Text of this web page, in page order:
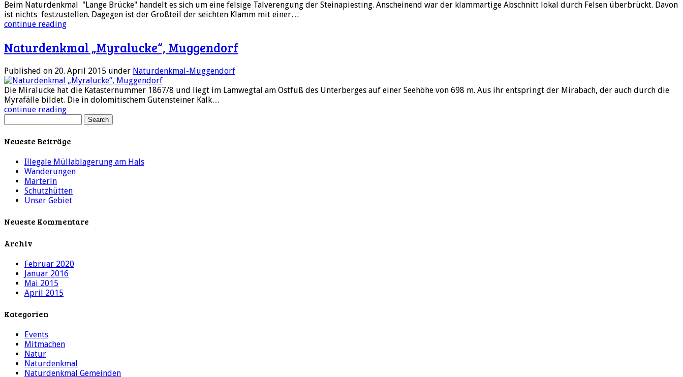
Beim Naturdenkmal "Lange Brücke" handelt es sich um eine felsige Talverengung der Steinapiesting. Anscheinend war der klammartige Abschnitt lokal durch Felsen überbrückt. Davon
ist nichts festzustellen. Dagegen ist der Großteil der seichten Klamm mit einer…
continue reading
Naturdenkmal „Myralucke“, Muggendorf
Published on 20. April 2015 under Naturdenkmal-Muggendorf
Die Miralucke hat die Katasternummer 1867/8 und liegt im Lamwegtal am Ostfuß des Unterberges auf einer Seehöhe von 698 m. Aus ihr entspringt der Mirabach, der auch durch die
Myrafälle bildet. Die in dolomitischem Gutensteiner Kalk…
continue reading
Neueste Beiträge
Illegale Müllablagerung am Hals
Wanderungen
Marterln
Schutzhütten
Unser Gebiet
Neueste Kommentare
Archiv
Februar 2020
Januar 2016
Mai 2015
April 2015
Kategorien
Events
Mitmachen
Natur
Naturdenkmal
Naturdenkmal Gemeinden